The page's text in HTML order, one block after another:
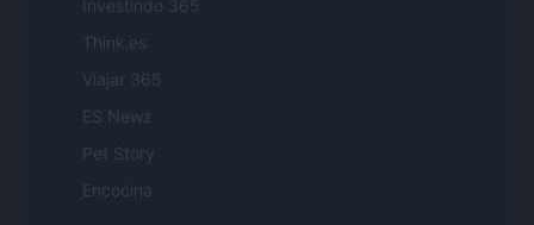
Investindo 365
Think.es
Viajar 365
ES Newz
Pet Story
Encocina